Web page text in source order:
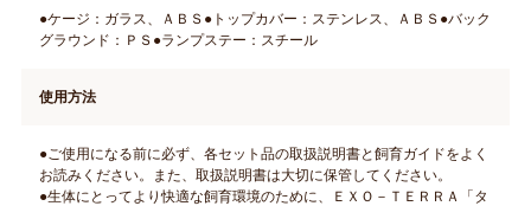
●ケージ：ガラス、ＡＢＳ●トップカバー：ステンレス、ＡＢＳ●バック
グラウンド：ＰＳ●ランプステー：スチール
使用方法
●ご使用になる前に必ず、各セット品の取扱説明書と飼育ガイドをよく
お読みください。また、取扱説明書は大切に保管してください。
●生体にとってより快適な飼育環境のために、ＥＸＯ－ＴＥＲＲＡ「タ